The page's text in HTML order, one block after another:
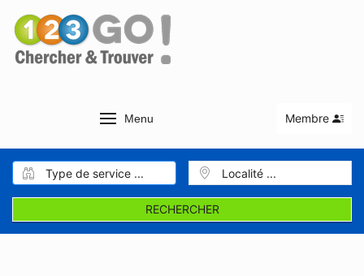
Menu Membre
RECHERCHER